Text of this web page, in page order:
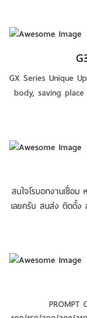
GX Series Unique
body, saving
สนใจโรบอทงานเชื่อ
เลยครับ สนส่ง ติดตั้ง
PROMPT